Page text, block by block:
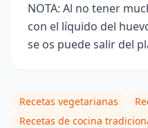
NOTA: Al no tener
con el líquido del
se os puede salir del
Recetas vegetarianas
Recetas de cocina